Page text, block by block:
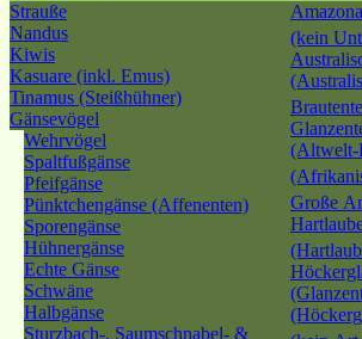
Strauße
Nandus
Kiwis
Kasuare (inkl. Emus)
Tinamus (Steißhühner)
Gänsevögel
Wehrvögel
Spaltfußgänse
Pfeifgänse
Pünktchengänse (Affenenten)
Sporengänse
Hühnergänse
Echte Gänse
Schwäne
Halbgänse
Sturzbach-, Saumschnabel- &
(kein
Brautente
(Altwelt-
Große